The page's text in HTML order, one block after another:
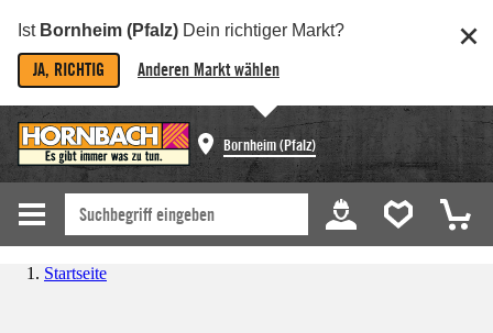
Ist Bornheim (Pfalz) Dein richtiger Markt?
JA, RICHTIG Anderen Markt wählen
Bornheim (Pfalz)
Startseite